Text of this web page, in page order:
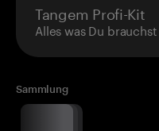
Tangem Profi-Kit
Alles was Du brauchst
Sammlung